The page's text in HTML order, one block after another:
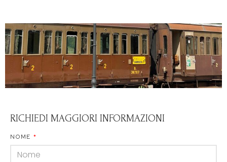
RICHIEDI MAGGIORI INFORMAZIONI
NOME